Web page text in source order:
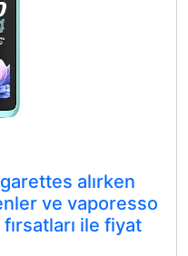
alırken
ve vaporesso
ile fiyat